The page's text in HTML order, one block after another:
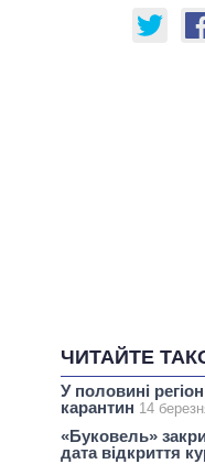
ЧИТАЙТЕ
У половині
карантин 14
«Буковель»
дата відкриття